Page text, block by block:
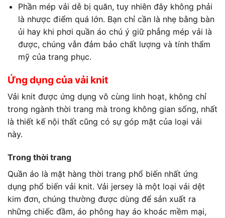
Phần mép vải dễ bị quăn, tuy nhiên đây không phải
là nhược điểm quá lớn. Bạn chỉ cần là nhẹ bằng bàn
ủi hay khi phơi quần áo chú ý giữ phẳng mép vải là
được, chúng vẫn đảm bảo chất lượng và tính thẩm
mỹ của trang phục.
Ứng dụng của vải knit
Vải knit được ứng dụng vô cùng linh hoạt, không chỉ
trong ngành thời trang mà trong không gian sống, nhất
là thiết kế nội thất cũng có sự góp mặt của loại vải
này.
Trong thời trang
Quần áo là mặt hàng thời trang phổ biến nhất ứng
dụng phổ biến vải knit. Vải jerѕeу là một loại vải dệt
kim đơn, chúng thường được dùng để sản xuất ra
những chiếc đầm, áo phông hay áo khoác mềm mại,